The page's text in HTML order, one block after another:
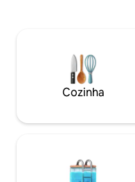
atrações locais: Praia
Cruin - 100m Duck Bay -
House 1,5 km Lomond
Golfe de Classe Mundial
Cozinha